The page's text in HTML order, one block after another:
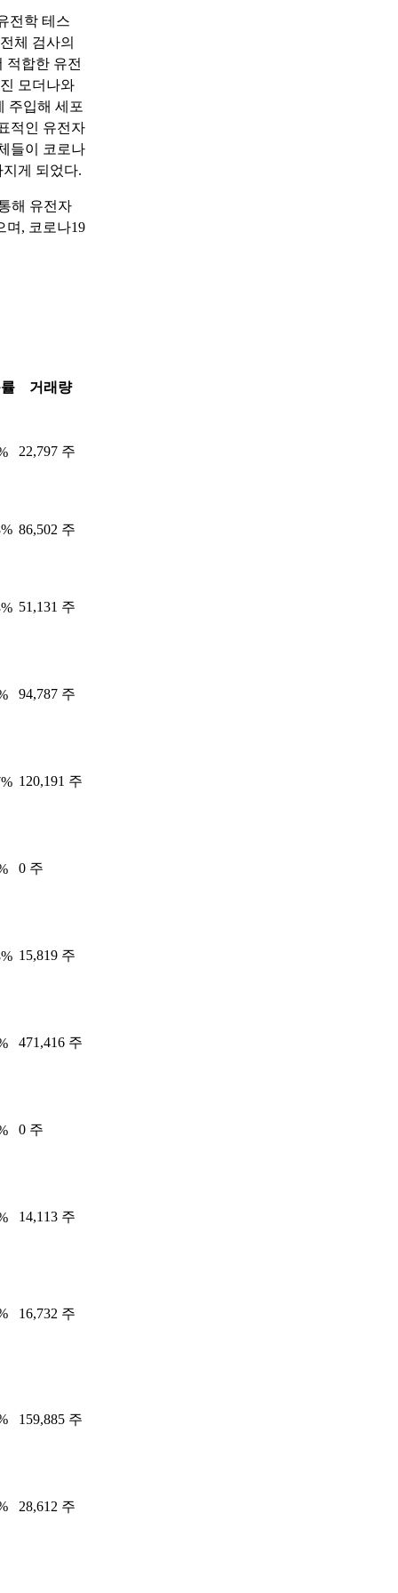
전학 테스
체 검사의
적합한 유전
모더나와
주입해 세포
적인 유전자
들이 코로나
게 되었다.
해 유전자
며, 코로나19
거래량
22,797 주
86,502 주
51,131 주
94,787 주
120,191 주
0 주
15,819 주
471,416 주
0 주
14,113 주
16,732 주
159,885 주
28,612 주